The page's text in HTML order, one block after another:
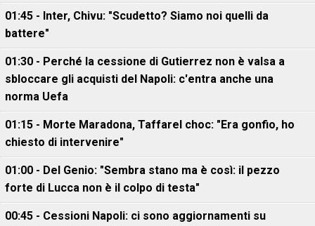
01:45 - Inter, Chivu: "Scudetto? Siamo noi quelli da
battere"
01:30 - Perché la cessione di Gutierrez non è valsa a
sbloccare gli acquisti del Napoli: c'entra anche una
norma Uefa
01:15 - Morte Maradona, Taffarel choc: "Era gonfio, ho
chiesto di intervenire"
01:00 - Del Genio: "Sembra stano ma è così: il pezzo
forte di Lucca non è il colpo di testa"
00:45 - Cessioni Napoli: ci sono aggiornamenti su